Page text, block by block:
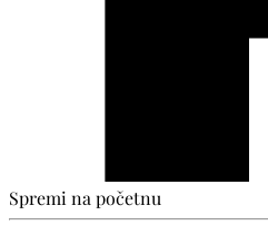
Spremi na početnu